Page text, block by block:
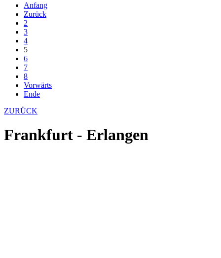
Anfang
Zurück
2
3
4
5
6
7
8
Vorwärts
Ende
ZURÜCK
Frankfurt - Erlangen